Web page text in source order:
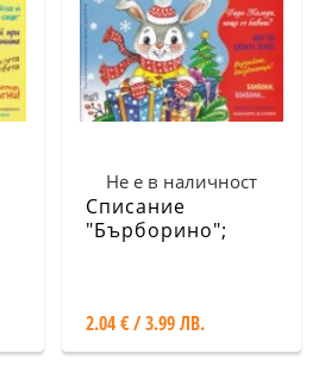
Не е в наличност
Списание
"Бърборино";
2.04 € / 3.99 ЛВ.